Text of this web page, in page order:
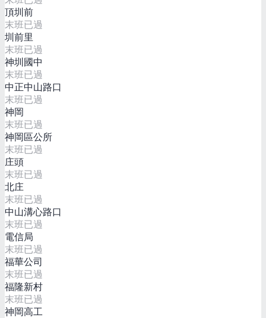
頂圳前
末班已過
圳前里
末班已過
神圳國中
末班已過
中正中山路口
末班已過
神岡
末班已過
神岡區公所
末班已過
庄頭
末班已過
北庄
末班已過
中山溝心路口
末班已過
電信局
末班已過
福華公司
末班已過
福隆新村
末班已過
神岡高工